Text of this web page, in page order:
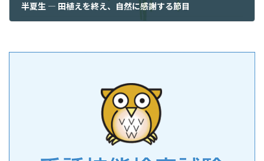
半夏生 ― 田植えを終え、自然に感謝する節目